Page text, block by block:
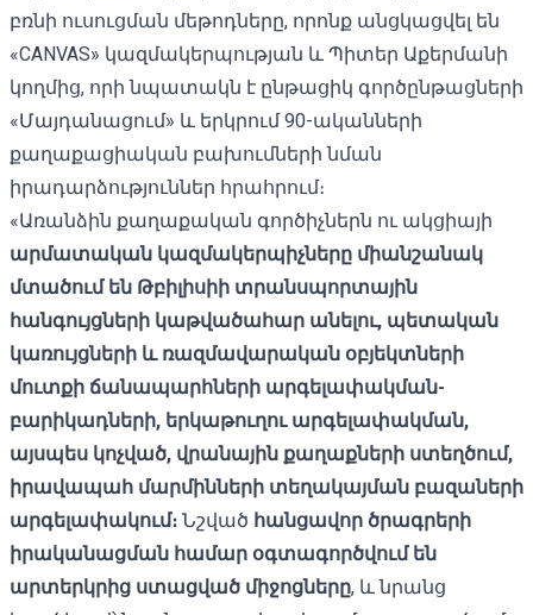
բռնի ուսուցման մեթոդները, որոնք անցկացվել են
«CANVAS» կազմակերպության և Պիտեր Աքերմանի
կողմից, որի նպատակն է ընթացիկ գործընթացների
«Մայդանացում» և երկրում 90-ականների
քաղաքացիական բախումների նման
իրադարձություններ հրահրում։
«Առանձին քաղաքական գործիչներն ու ակցիայի
արմատական ​​կազմակերպիչները միանշանակ
մտածում են Թբիլիսիի տրանսպորտային
հանգույցների կաթվածահար անելու, պետական ​​
կառույցների և ռազմավարական օբյեկտների
մուտքի ճանապարհների արգելափակման-
բարիկադների, երկաթուղու արգելափակման,
այսպես կոչված, վրանային քաղաքների ստեղծում,
իրավապահ մարմինների տեղակայման բազաների
արգելափակում։ Նշված հանցավոր ծրագրերի
իրականացման համար օգտագործվում են
արտերկրից ստացված միջոցները, և նրանց